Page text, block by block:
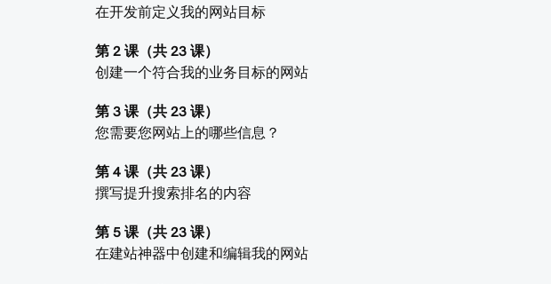
在开发前定义我的网站目标
第 2 课（共 23 课）
创建一个符合我的业务目标的网站
第 3 课（共 23 课）
您需要您网站上的哪些信息？
第 4 课（共 23 课）
撰写提升搜索排名的内容
第 5 课（共 23 课）
在建站神器中创建和编辑我的网站